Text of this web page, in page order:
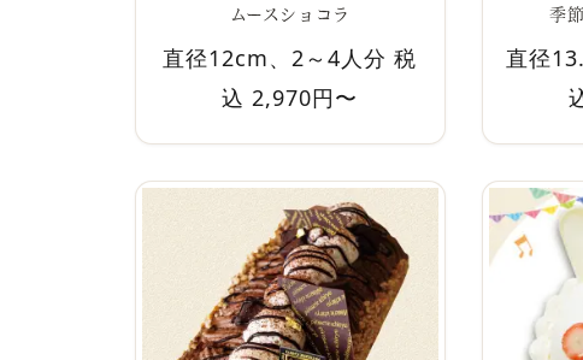
ムースショコラ
直径12cm、2～4人分 税
込 2,970円〜
季
直径